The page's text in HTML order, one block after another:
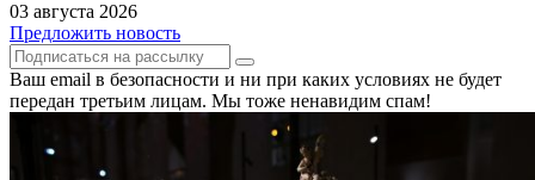
03 августа 2026
Предложить новость
Ваш email в безопасности и ни при каких условиях не будет
передан третьим лицам. Мы тоже ненавидим спам!